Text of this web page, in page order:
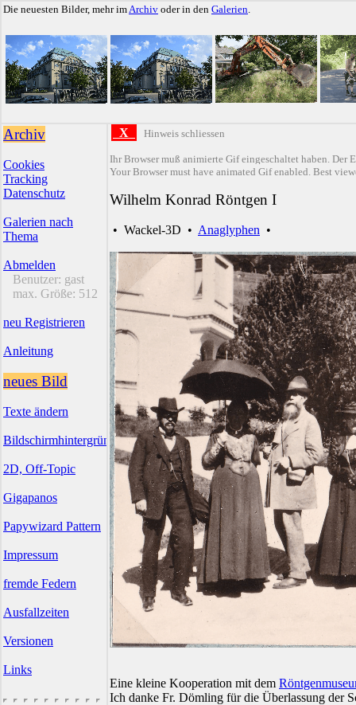
Die neuesten Bilder, mehr imArchiv oder in den Galerien.
Archiv
Cookies
Tracking
Datenschutz
Galerien nach
Thema
Abmelden
Benutzer: gast
max. Größe: 512
neu Registrieren
Anleitung
neues Bild
Texte ändern
Bildschirmhintergründe
2D, Off-Topic
Gigapanos
Papywizard Pattern
Impressum
fremde Federn
Ausfallzeiten
Versionen
Links
X Hinweis schliessen
Ihr Browser muß animierte Gif eingeschaltet haben. Der
Your Browser must have animated Gif enabled. Best
Wilhelm Konrad Röntgen I
• Wackel-3D • Anaglyphen •
Eine kleine Kooperation mit dem
Ich danke Fr. Dömling für die Überlassung der